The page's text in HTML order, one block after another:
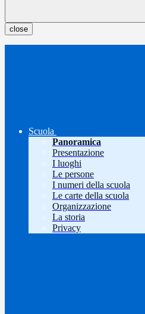
close
Scuola
Panoramica
Presentazione
I luoghi
Le persone
I numeri della scuola
Le carte della scuola
Organizzazione
La storia
Privacy